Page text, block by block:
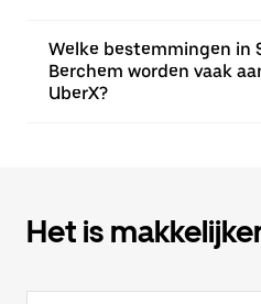
Welke bestemmingen in
Berchem worden vaak
UberX?
Het is